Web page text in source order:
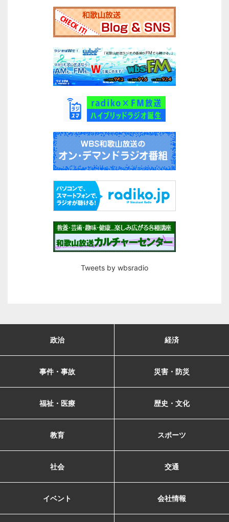
Tweets by wbsradio
政治 経済
事件・事故 災害・防災
福祉・医療 歴史・文化
教育 スポーツ
社会 交通
イベント 会社情報